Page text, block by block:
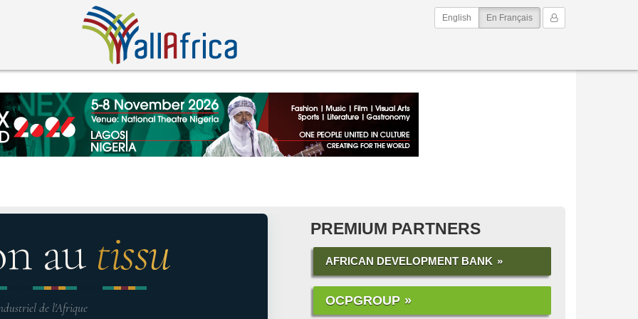
Mon Compte
English En Français(current)
au tissu
de l'Afrique
PREMIUM PARTNERS
AFRICAN DEVELOPMENT BANK
OCPGROUP